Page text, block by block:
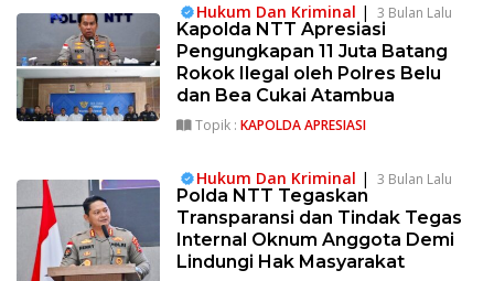
Hukum Dan Kriminal | 3 Bulan Lalu
Kapolda NTT Apresiasi
Pengungkapan 11 Juta Batang
Rokok Ilegal oleh Polres Belu
dan Bea Cukai Atambua
Topik : KAPOLDA APRESIASI
Hukum Dan Kriminal | 3 Bulan Lalu
Polda NTT Tegaskan
Transparansi dan Tindak Tegas
Internal Oknum Anggota Demi
Lindungi Hak Masyarakat